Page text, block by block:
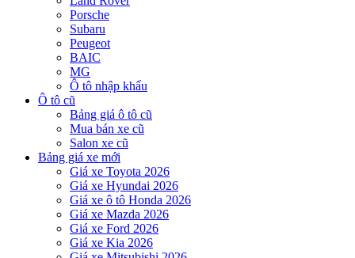
Porsche
Subaru
Peugeot
BAIC
MG
Ô tô nhập khẩu
Ô tô cũ
Bảng giá ô tô cũ
Mua bán xe cũ
Salon xe cũ
Bảng giá xe mới
Giá xe Toyota 2026
Giá xe Hyundai 2026
Giá xe ô tô Honda 2026
Giá xe Mazda 2026
Giá xe Ford 2026
Giá xe Kia 2026